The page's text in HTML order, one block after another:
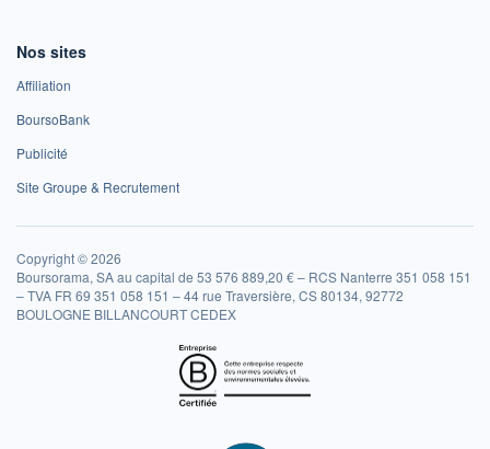
Nos sites
Affiliation
BoursoBank
Publicité
Site Groupe & Recrutement
Copyright © 2026
Boursorama, SA au capital de 53 576 889,20 € – RCS Nanterre 351 058 151
– TVA FR 69 351 058 151 – 44 rue Traversière, CS 80134, 92772
BOULOGNE BILLANCOURT CEDEX